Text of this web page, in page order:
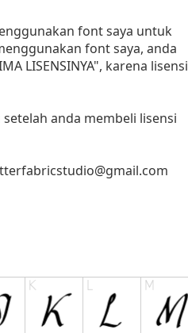
font saya untuk
font saya, anda
LISENSINYA", karena lisensi
anda membeli lisensi